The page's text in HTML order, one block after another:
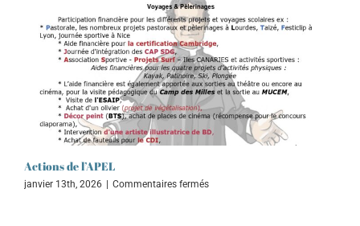
Actions de l’APEL
janvier 13th, 2026 Commentaires ferméssur